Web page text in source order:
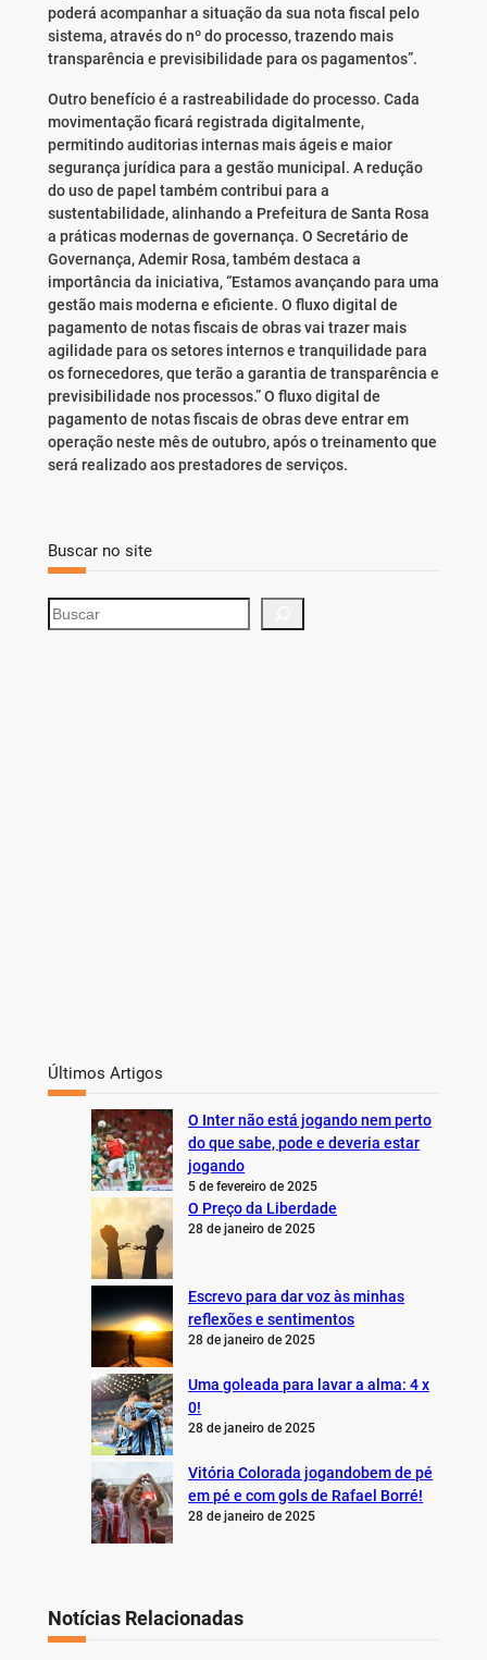
poderá acompanhar a situação da sua nota fiscal pelo
sistema, através do nº do processo, trazendo mais
transparência e previsibilidade para os pagamentos”.
Outro benefício é a rastreabilidade do processo. Cada
movimentação ficará registrada digitalmente,
permitindo auditorias internas mais ágeis e maior
segurança jurídica para a gestão municipal. A redução
do uso de papel também contribui para a
sustentabilidade, alinhando a Prefeitura de Santa Rosa
a práticas modernas de governança. O Secretário de
Governança, Ademir Rosa, também destaca a
importância da iniciativa, “Estamos avançando para uma
gestão mais moderna e eficiente. O fluxo digital de
pagamento de notas fiscais de obras vai trazer mais
agilidade para os setores internos e tranquilidade para
os fornecedores, que terão a garantia de transparência e
previsibilidade nos processos.” O fluxo digital de
pagamento de notas fiscais de obras deve entrar em
operação neste mês de outubro, após o treinamento que
será realizado aos prestadores de serviços.
Buscar no site
S
e
Últimos Artigos
O Inter não está jogando nem perto
do que sabe, pode e deveria estar
jogando
5 de fevereiro de 2025
O Preço da Liberdade
28 de janeiro de 2025
Escrevo para dar voz às minhas
reflexões e sentimentos
28 de janeiro de 2025
Uma goleada para lavar a alma: 4 x
0!
28 de janeiro de 2025
Vitória Colorada jogandobem de pé
em pé e com gols de Rafael Borré!
28 de janeiro de 2025
Notícias Relacionadas